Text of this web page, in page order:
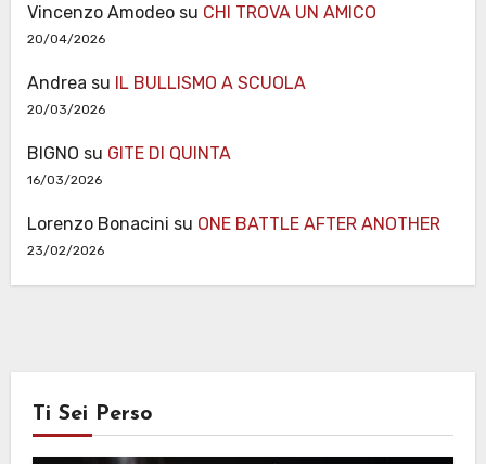
Vincenzo Amodeosu CHI TROVA UN AMICO
20/04/2026
Andrea su IL BULLISMO A SCUOLA
20/03/2026
BIGNO su GITE DI QUINTA
16/03/2026
Lorenzo Bonacini su ONE BATTLE AFTER ANOTHER
23/02/2026
Ti Sei Perso